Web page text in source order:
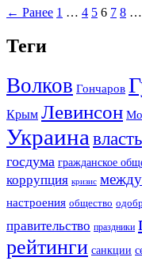
← Ранее 1 … 4 5 6 7 8 …
Теги
Волков Гончаров
Крым Левинсон
Украина власть
госдума гражданское
коррупция кризис
настроения общество
правительство праздники
рейтинги санкции